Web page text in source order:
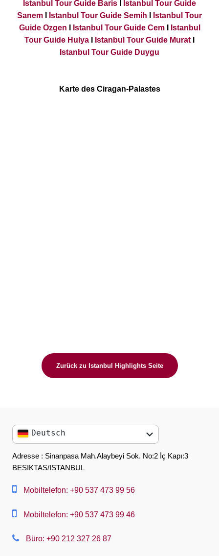
Istanbul Tour Guide Baris
Istanbul Tour Guide
Sanem
Istanbul Tour Guide Semih
Istanbul Tour
Guide Ozgen
Istanbul Tour Guide CemI
Istanbul
Tour Guide Hulya
Istanbul Tour Guide Murat
Istanbul Tour Guide Duygu
Karte des Ciragan-Palastes
Zurück zu Istanbul Highlights Seite
Deutsch
English
العربية
中文
Adresse : Sinanpasa Mah.Alaybeyi Sok. No:2 İç Kapı:3
BESIKTAS/ISTANBUL
Mobiltelefon: +90 537 473 99 56
Mobiltelefon: +90 537 473 99 46
Büro: +90 212 327 26 87